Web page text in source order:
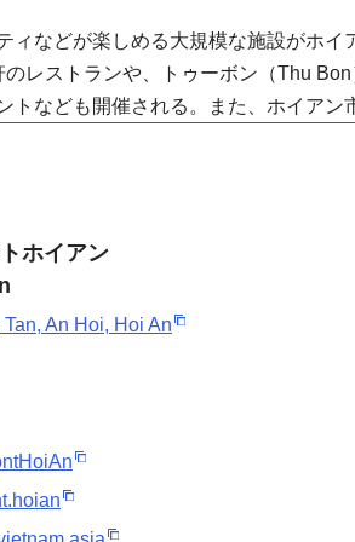
ィなどが楽しめる大規模な施設がホ
レストランや、トゥーボン（Thu
トなども開催される。また、ホイアン
ホイアン
An Hoi, Hoi An